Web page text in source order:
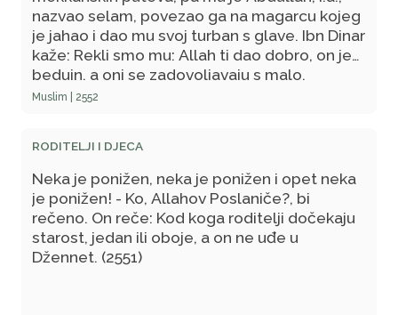
nazvao selam, povezao ga na magarcu kojeg
je jahao i dao mu svoj turban s glave. Ibn Dinar
kaže: Rekli smo mu: Allah ti dao dobro, on je
beduin, a oni se zadovoljavaju s malo.
Abdullah, r.a., reče: Otac ovog čovjeka bio je
'Najveći vid dobročinstva je da dijete održava
vezu s prijateljem svoga oca.'
Muslim | 2552
RODITELJI I DJECA
Neka je ponižen, neka je ponižen i opet neka
je ponižen! - Ko, Allahov Poslaniče?, bi
rečeno. On reče: Kod koga roditelji dočekaju
starost, jedan ili oboje, a on ne uđe u
Džennet. (2551)